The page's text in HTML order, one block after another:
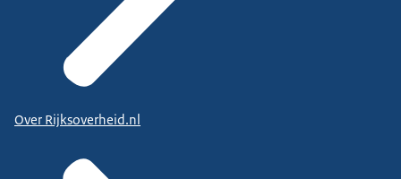
Over Rijksoverheid.nl